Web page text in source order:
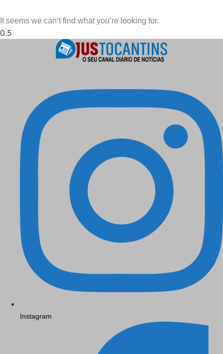
It seems we can’t find what you’re looking for.
Instagram